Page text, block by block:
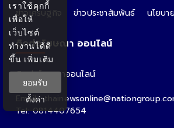
ข่าวเศรษฐกิจ
ข่าวประชาสัมพันธ์ นโยบา
ติดต่อโฆษณา ออนไลน์
ติดต่อโฆษณาออนไลน์
คุณอ้อ
Email :
Tel: 0814407654
เราใช้คุกกี้
เพื่อให้
เว็บไซต์
ทำงานได้ดี
ขึ้น เพิ่มเติม
ยอมรับ
ตั้งค่า